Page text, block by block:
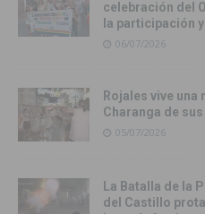
celebración del
la participación
06/07/2026
Rojales vive
Charanga de
05/07/2026
La Batalla de la
del Castillo